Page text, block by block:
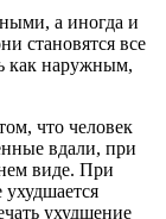
а иногда и
становятся все
как наружным,
что человек
вдали, при
виде. При
ухудшение